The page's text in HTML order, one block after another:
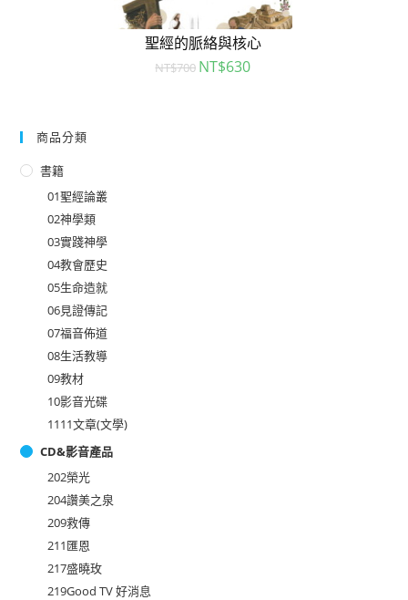
聖經的脈絡與核心
NT$700 NT$630
商品分類
書籍
01聖經論叢
02神學類
03實踐神學
04教會歷史
05生命造就
06見證傳記
07福音佈道
08生活教導
09教材
10影音光碟
1111文章(文學)
CD&影音產品
202榮光
204讚美之泉
209救傳
211匯恩
217盛曉玫
219Good TV 好消息